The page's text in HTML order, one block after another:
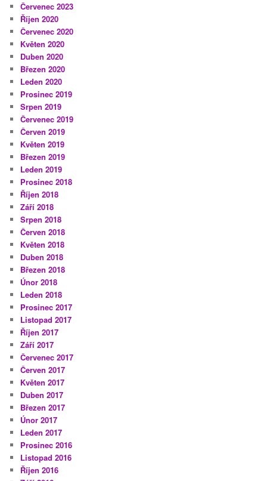
Červenec 2023
Říjen 2020
Červenec 2020
Květen 2020
Duben 2020
Březen 2020
Leden 2020
Prosinec 2019
Srpen 2019
Červenec 2019
Červen 2019
Květen 2019
Březen 2019
Leden 2019
Prosinec 2018
Říjen 2018
Září 2018
Srpen 2018
Červen 2018
Květen 2018
Duben 2018
Březen 2018
Únor 2018
Leden 2018
Prosinec 2017
Listopad 2017
Říjen 2017
Září 2017
Červenec 2017
Červen 2017
Květen 2017
Duben 2017
Březen 2017
Únor 2017
Leden 2017
Prosinec 2016
Listopad 2016
Říjen 2016